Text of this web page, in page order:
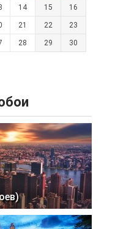
14 15 16
21 22 23
28 29 30